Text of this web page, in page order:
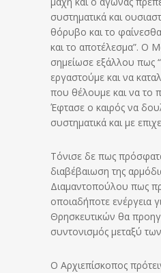
συστηματικά και
θόρυβο και το
και το αποτέλεσμα”. Ο
σημείωσε εξάλλου πως
εργαστούμε και να
που θέλουμε και να το
Έφτασε ο καιρός να
συστηματικά και με
Τόνισε δε πως
διαβέβαιωση της
Διαμαντοπούλου πως
οποιαδήποτε ενέργεια
Θρησκευτικών θα
συντονισμός μεταξύ
Ο Αρχιεπίσκοπος